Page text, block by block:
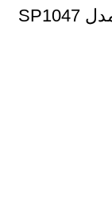
لنت ترمز های کیو مدل SP1047